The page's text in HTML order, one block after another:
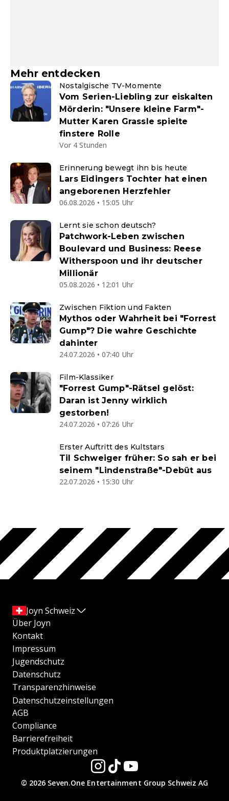
Mehr entdecken
Nostalgische TV-Momente
Vom Serien-Liebling zur eiskalten
Mörderin: "Unsere kleine Farm"-
Mutter Karen Grassle spielte
finstere Rolle
Vor 4 Stunden
Erinnerung bewegt ihn bis heute
Lars Eidingers Tochter hat einen
angeborenen Herzfehler
06.08.2026 • 15:05 Uhr
Lernt sie schon deutsch?
Patchwork-Leben zwischen
Boulevard und Business: Reese
Witherspoon und ihr deutscher
Millionär
05.08.2026 • 12:01 Uhr
Zwischen Fiktion und Fakten
Mythos oder Wahrheit bei "Forrest
Gump"? Die wahre Geschichte
dahinter
24.07.2026 • 07:40 Uhr
Film-Klassiker
"Forrest Gump"-Rätsel gelöst:
Daran ist Jenny wirklich
gestorben!
24.07.2026 • 07:26 Uhr
Erster Auftritt des Kultstars
Til Schweiger früher: So sah er bei
seinem "Lindenstraße"-Debüt aus
22.07.2026 • 15:30 Uhr
Joyn Schweiz
Über Joyn
Kontakt
Impressum
Jugendschutz
Datenschutz
Transparenzhinweise
Datenschutzeinstellungen
AGB
Compliance
Barrierefreiheit
Produktplatzierungen
© 2026 Seven.One Entertainment Group Schweiz AG